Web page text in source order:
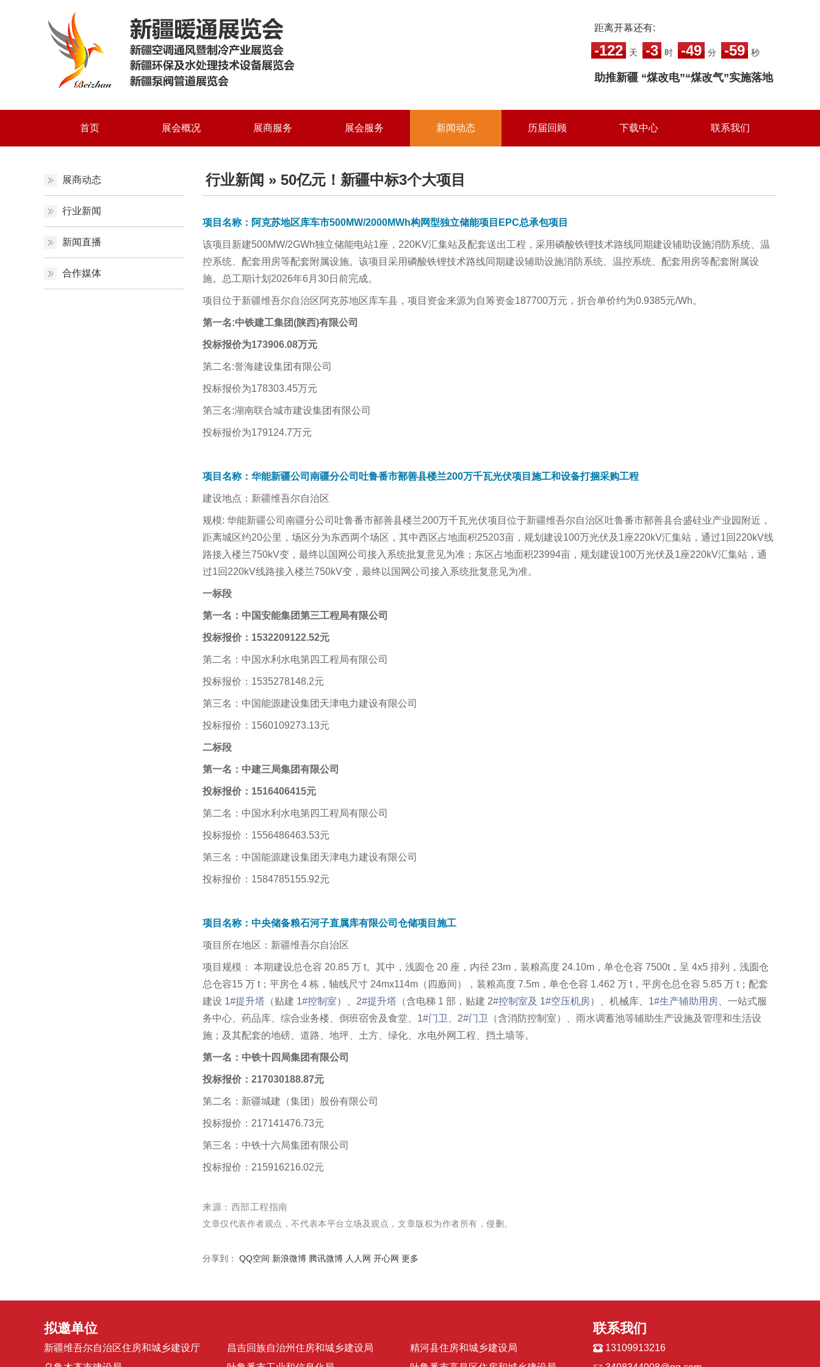
距离开幕还有:
-122 天 -3 时 -49 分 -60 秒
助推新疆 “煤改电”“煤改气”实施落地
首页 展会概况 展商服务 展会服务 新闻动态 历届回顾 下载中心 联系我们
展商动态
行业新闻
新闻直播
合作媒体
行业新闻 » 50亿元！新疆中标3个大项目
项目名称：阿克苏地区库车市500MW/2000MWh构网型独立储能项目EPC总承包项目
该项目新建500MW/2GWh独立储能电站1座，220KV汇集站及配套送出工程，采用磷酸铁锂技术路线同期建设辅助设施消防系统、温
控系统、配套用房等配套附属设施。该项目采用磷酸铁锂技术路线同期建设辅助设施消防系统、温控系统、配套用房等配套附属设
施。总工期计划2026年6月30日前完成。
项目位于新疆维吾尔自治区阿克苏地区库车县，项目资金来源为自筹资金187700万元，折合单价约为0.9385元/Wh。
第一名:中铁建工集团(陕西)有限公司
投标报价为173906.08万元
第二名:誉海建设集团有限公司
投标报价为178303.45万元
第三名:湖南联合城市建设集团有限公司
投标报价为179124.7万元
项目名称：华能新疆公司南疆分公司吐鲁番市鄯善县楼兰200万千瓦光伏项目施工和设备打捆采购工程
建设地点：新疆维吾尔自治区
规模: 华能新疆公司南疆分公司吐鲁番市鄯善县楼兰200万千瓦光伏项目位于新疆维吾尔自治区吐鲁番市鄯善县合盛硅业产业园附近，
距离城区约20公里，场区分为东西两个场区，其中西区占地面积25203亩，规划建设100万光伏及1座220kV汇集站，通过1回220kV线
路接入楼兰750kV变，最终以国网公司接入系统批复意见为准；东区占地面积23994亩，规划建设100万光伏及1座220kV汇集站，通
过1回220kV线路接入楼兰750kV变，最终以国网公司接入系统批复意见为准。
一标段
第一名：中国安能集团第三工程局有限公司
投标报价：1532209122.52元
第二名：中国水利水电第四工程局有限公司
投标报价：1535278148.2元
第三名：中国能源建设集团天津电力建设有限公司
投标报价：1560109273.13元
二标段
第一名：中建三局集团有限公司
投标报价：1516406415元
第二名：中国水利水电第四工程局有限公司
投标报价：1556486463.53元
第三名：中国能源建设集团天津电力建设有限公司
投标报价：1584785155.92元
项目名称：中央储备粮石河子直属库有限公司仓储项目施工
项目所在地区：新疆维吾尔自治区
项目规模： 本期建设总仓容 20.85 万 t。其中，浅圆仓 20 座，内径 23m，装粮高度 24.10m，单仓仓容 7500t，呈 4x5 排列，浅圆仓
总仓容15 万 t；平房仓 4 栋，轴线尺寸 24mx114m（四廒间），装粮高度 7.5m，单仓仓容 1.462 万 t，平房仓总仓容 5.85 万 t；配套
建设 1#提升塔 （贴建 1#控制室）、2#提升塔 （含电梯 1 部，贴建 2#控制室及 1#空压机房）、机械库、1#生产辅助用房 、一站式服
务中心、药品库、综合业务楼、倒班宿舍及食堂、1#门卫 、2#门卫
（含消防控制室）、雨水调蓄池等辅助生产设施及管理和生活设
施；及其配套的地磅、道路、地坪、土方、绿化、水电外网工程、挡土墙等。
第一名：中铁十四局集团有限公司
投标报价：217030188.87元
第二名：新疆城建（集团）股份有限公司
投标报价：217141476.73元
第三名：中铁十六局集团有限公司
投标报价：215916216.02元
来源： 西部工程指南
文章仅代表作者观点，不代表本平台立场及观点，文章版权为作者所有，侵删。
分享到： QQ空间 新浪微博 腾讯微博 人人网 开心网 更多
拟邀单位
新疆维吾尔自治区住房和城乡建设厅
昌吉回族自治州住房和城乡建设局
精河县住房和城乡建设局
联系我们
13109913216